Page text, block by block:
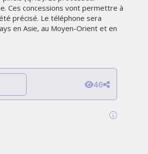
Ces concessions vont permettre à
précisé. Le téléphone sera
en Asie, au Moyen-Orient et en
46